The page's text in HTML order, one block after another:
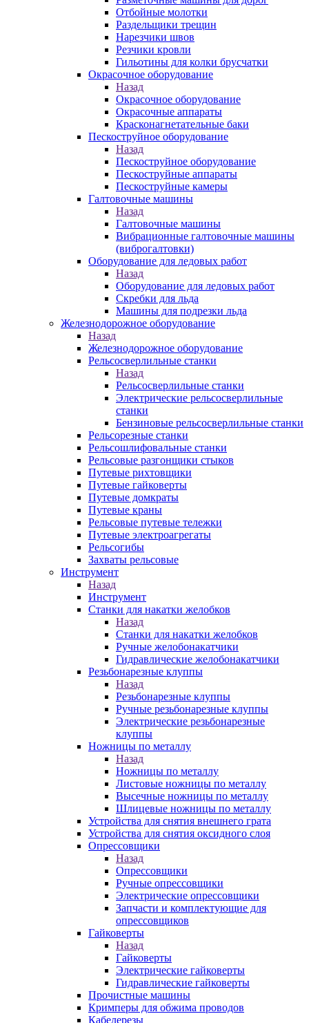
Отбойные молотки
Раздельщики трещин
Нарезчики швов
Резчики кровли
Гильотины для колки брусчатки
Окрасочное оборудование
Назад
Окрасочное оборудование
Окрасочные аппараты
Красконагнетательные баки
Пескоструйное оборудование
Назад
Пескоструйное оборудование
Пескоструйные аппараты
Пескоструйные камеры
Галтовочные машины
Назад
Галтовочные машины
Вибрационные галтовочные машины
(виброгалтовки)
Оборудование для ледовых работ
Назад
Оборудование для ледовых работ
Скребки для льда
Машины для подрезки льда
Железнодорожное оборудование
Назад
Железнодорожное оборудование
Рельсосверлильные станки
Назад
Рельсосверлильные станки
Электрические рельсосверлильные
станки
Бензиновые рельсосверлильные станки
Рельсорезные станки
Рельсошлифовальные станки
Рельсовые разгонщики стыков
Путевые рихтовщики
Путевые гайковерты
Путевые домкраты
Путевые краны
Рельсовые путевые тележки
Путевые электроагрегаты
Рельсогибы
Захваты рельсовые
Инструмент
Назад
Инструмент
Станки для накатки желобков
Назад
Станки для накатки желобков
Ручные желобонакатчики
Гидравлические желобонакатчики
Резьбонарезные клуппы
Назад
Резьбонарезные клуппы
Ручные резьбонарезные клуппы
Электрические резьбонарезные
клуппы
Ножницы по металлу
Назад
Ножницы по металлу
Листовые ножницы по металлу
Высечные ножницы по металлу
Шлицевые ножницы по металлу
Устройства для снятия внешнего грата
Устройства для снятия оксидного слоя
Опрессовщики
Назад
Опрессовщики
Ручные опрессовщики
Электрические опрессовщики
Запчасти и комплектующие для
опрессовщиков
Гайковерты
Назад
Гайковерты
Электрические гайковерты
Гидравлические гайковерты
Прочистные машины
Кримперы для обжима проводов
Кабелерезы